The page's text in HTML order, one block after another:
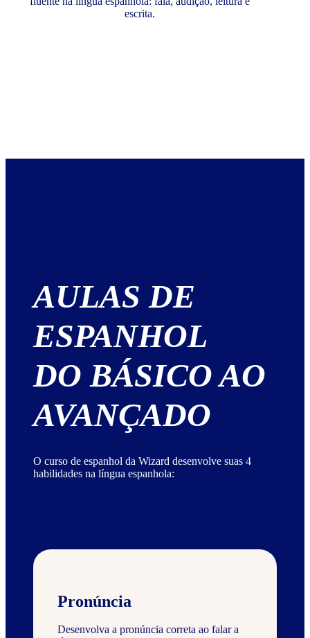
escrita.
AULAS DE
ESPANHOL
DO BÁSICO AO
AVANÇADO
O curso de espanhol da Wizard desenvolve suas 4
habilidades na língua espanhola:
Pronúncia
Desenvolva a pronúncia correta ao falar a